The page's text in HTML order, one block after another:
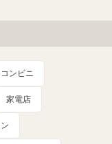
ンビニ
家電店